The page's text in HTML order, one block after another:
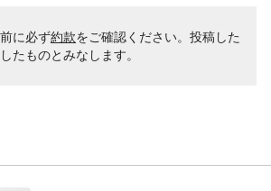
に必ず約款をご確認ください。投稿した
たものとみなします。